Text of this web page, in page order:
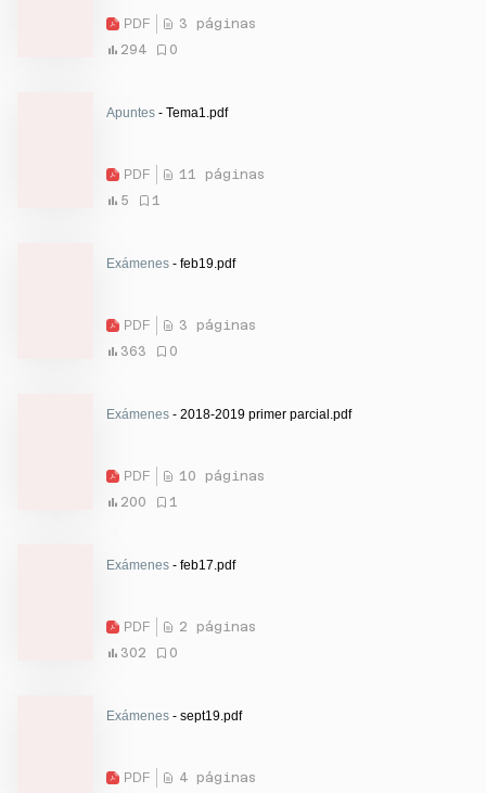
PDF
3 páginas
294
0
Apuntes - Tema1.pdf
PDF
11 páginas
5
1
Exámenes - feb19.pdf
PDF
3 páginas
363
0
Exámenes - 2018-2019 primer parcial.pdf
PDF
10 páginas
200
1
Exámenes - feb17.pdf
PDF
2 páginas
302
0
Exámenes - sept19.pdf
PDF
4 páginas